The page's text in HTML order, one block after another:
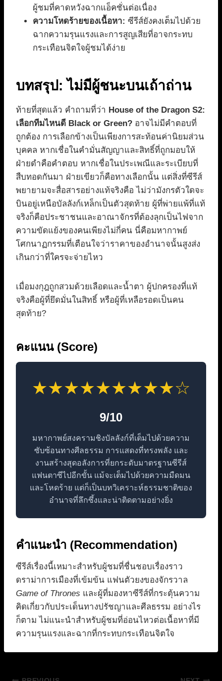
ผู้ชมที่คาดหวังฉากแอ็คชั่นต่อเนื่อง
ความโหดร้ายของเนื้อหา: ซีรีส์ยังคงเต็มไปด้วย
ฉากความรุนแรงและการสูญเสียที่อาจกระทบ
กระเทือนจิตใจผู้ชมได้ง่าย
บทสรุป: ไม่มีผู้ชนะบนเถ้าถ่าน
ท้ายที่สุดแล้ว คำถามที่ว่า House of the Dragon S2:
เลือกทีมไหนดี Black or Green? อาจไม่มีคำตอบที่
ถูกต้อง การเลือกข้างเป็นเพียงการสะท้อนค่านิยมส่วน
บุคคล หากเชื่อในคำมั่นสัญญาและสิทธิ์ที่ถูกมอบให้
ฝ่ายดำคือคำตอบ หากเชื่อในประเพณีและระเบียบที่
สืบทอดกันมา ฝ่ายเขียวก็คือทางเลือกนั้น แต่สิ่งที่ซีรีส์
พยายามจะสื่อสารอย่างแท้จริงคือ ไม่ว่ามังกรตัวใดจะ
บินอยู่เหนือบัลลังก์เหล็กเป็นตัวสุดท้าย ผู้ที่พ่ายแพ้ที่แท้
จริงก็คือประชาชนและอาณาจักรที่ต้องลุกเป็นไฟจาก
ความขัดแย้งของคนเพียงไม่กี่คน นี่คือมหากาพย์
โศกนาฏกรรมที่เตือนใจว่าราคาของอำนาจนั้นสูงส่ง
เกินกว่าที่ใครจะจ่ายไหว
เมื่อมงกุฎถูกสวมด้วยเลือดและน้ำตา ผู้ปกครองที่แท้
จริงคือผู้ที่ยึดมั่นในสิทธิ์ หรือผู้ที่เหลือรอดเป็นคน
สุดท้าย?
คะแนน (Score)
★★★★★★★★★☆
9/10
มหากาพย์สงครามชิงบัลลังก์ที่เต็มไปด้วยความ
ซับซ้อนทางศีลธรรม การแสดงที่ทรงพลัง และ
งานสร้างสุดอลังการที่ยกระดับมาตรฐานซีรีส์
แฟนตาซีไปอีกขั้น แม้จะเต็มไปด้วยความมืดมน
และโหดร้าย แต่ก็เป็นบทวิเคราะห์ธรรมชาติของ
อำนาจที่ลึกซึ้งและน่าติดตามอย่างยิ่ง
คำแนะนำ (Recommendation)
ซีรีส์เรื่องนี้เหมาะสำหรับผู้ชมที่ชื่นชอบเรื่องราว
ดราม่าการเมืองที่เข้มข้น แฟนตัวยงของจักรวาล
Game of Thrones และผู้ที่มองหาซีรีส์ที่กระตุ้นความ
คิดเกี่ยวกับประเด็นทางปรัชญาและศีลธรรม อย่างไร
ก็ตาม ไม่แนะนำสำหรับผู้ชมที่อ่อนไหวต่อเนื้อหาที่มี
ความรุนแรงและฉากที่กระทบกระเทือนจิตใจ